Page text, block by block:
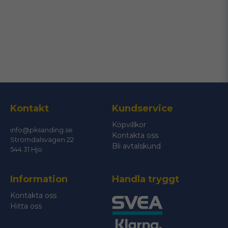
Ja, ni får publicera min fråga
Skicka fråga
Kontakt
info@pksanding.se
Strömdalsvägen 22
544 31 Hjo
Kundservice
Köpvillkor
Kontakta oss
Bli avtalskund
Information
Kontakta oss
Hitta oss
Handla tryggt